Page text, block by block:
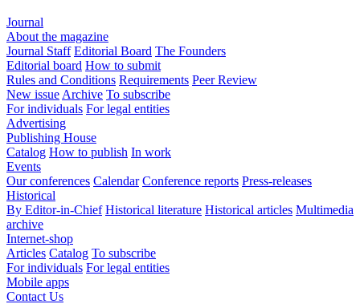
Journal
About the magazine
Journal Staff Editorial Board The Founders
Editorial board How to submit
Rules and Conditions Requirements Peer Review
New issue Archive To subscribe
For individuals For legal entities
Advertising
Publishing House
Catalog How to publish In work
Events
Our conferences Calendar Conference reports Press-releases
Historical
By Editor-in-Chief Historical literature Historical articles Multimedia
archive
Internet-shop
Articles Catalog To subscribe
For individuals For legal entities
Mobile apps
Contact Us